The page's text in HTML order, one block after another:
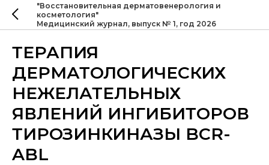
"Восстановительная дерматовенерология и
косметология"
Медицинский журнал, выпуск № 1, год 2026
ТЕРАПИЯ
ДЕРМАТОЛОГИЧЕСКИХ
НЕЖЕЛАТЕЛЬНЫХ
ЯВЛЕНИЙ ИНГИБИТОРОВ
ТИРОЗИНКИНАЗЫ BCR-
ABL